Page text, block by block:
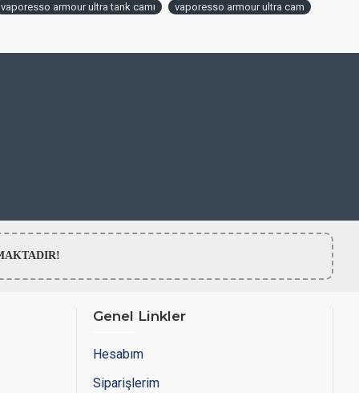
vaporesso armour ultra tank camı vaporesso armour ultra cam
Genel Linkler
Hesabım
Siparişlerim